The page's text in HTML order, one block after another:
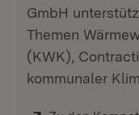
GmbH
Themen
(KWK),
kommunaler